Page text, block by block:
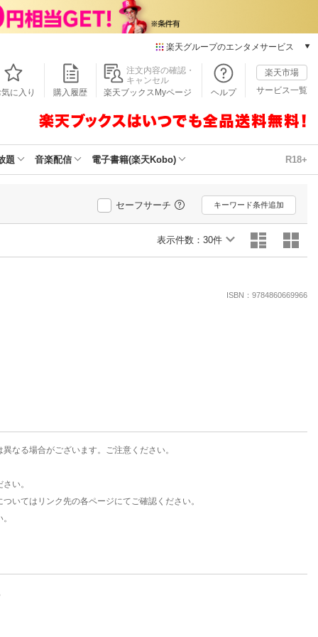
楽天グループのエンタメサービス
本/ゲーム/CD/DVD
楽天ブックス
楽天Kobo
動画配信
楽天TV
動画配信ガイド
気に入り 購入履歴
注文内容の確認・
キャンセル
楽天ブックスMyページ
ヘルプ
楽天市場
サービス一覧
題 音楽配信 電子書籍(楽天Kobo) R18+
セーフサーチ キーワード条件追加
表示件数： 30件
ISBN：9784860669966
なる場合がございます。ご注意ください。
い。
いてはリンク先の各ページにてご確認ください。